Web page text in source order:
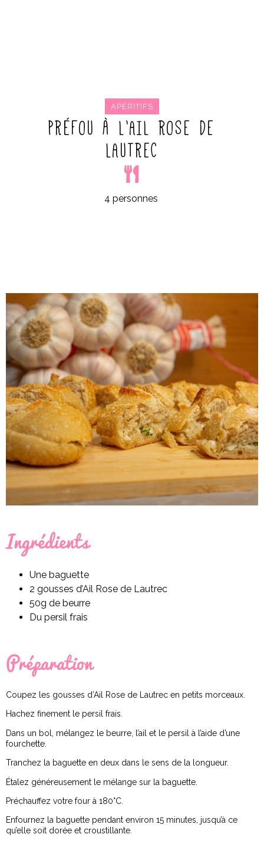
APÉRITIFS
PRÉFOU À L’AIL ROSE DE
LAUTREC
4 personnes
Ingrédients
Une baguette
2 gousses d’Ail Rose de Lautrec
50g de beurre
Du persil frais
Préparation
Coupez les gousses d’Ail Rose de Lautrec en petits morceaux.
Hachez finement le persil frais.
Dans un bol, mélangez le beurre, l’ail et le persil à l’aide d’une
fourchette.
Tranchez la baguette en deux dans le sens de la longueur.
Étalez généreusement le mélange sur la baguette.
Préchauffez votre four à 180°C.
Enfournez la baguette pendant environ 15 minutes, jusqu’à ce
qu’elle soit dorée et croustillante.